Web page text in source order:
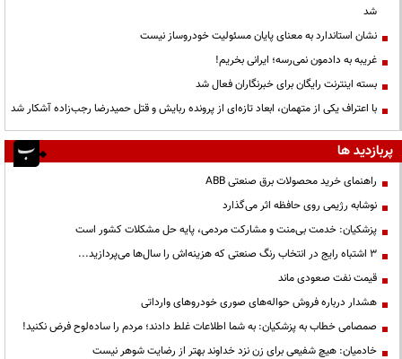
شد
نشان استاندارد به معنای پایان مسئولیت خودروساز نیست
غریبه به دادمون نمی‌رسه؛ ایرانی بخریم!
بسته اینترنت رایگان برای خبرنگاران فعال شد
با اعتراف یکی از متهمان، ابعاد تازه‌ای از پرونده ربایش و قتل حمیدرضا رجب‌زاده آشکار شد
پربازدید ها
راهنمای خرید محصولات برق صنعتی ABB
نوشابه رژیمی روی حافظه اثر می‌گذارد
پزشکیان: خدمت بی‌منت و مشارکت مردمی، پایه حل مشکلات کشور است
3 اشتباه رایج در انتخاب رنگ صنعتی که هزینه‌اش را سال‌ها می‌پردازید...
قیمت نفت صعودی ماند
هشدار درباره فروش حواله‌های صوری خودروهای وارداتی
صمصامی خطاب به پزشکیان: به شما اطلاعات غلط دادند؛ مردم را ساده‌لوح فرض نکنید!
خادمیان: هیچ شفیعی برای زن نزد خداوند بهتر از رضایت شوهر نیست